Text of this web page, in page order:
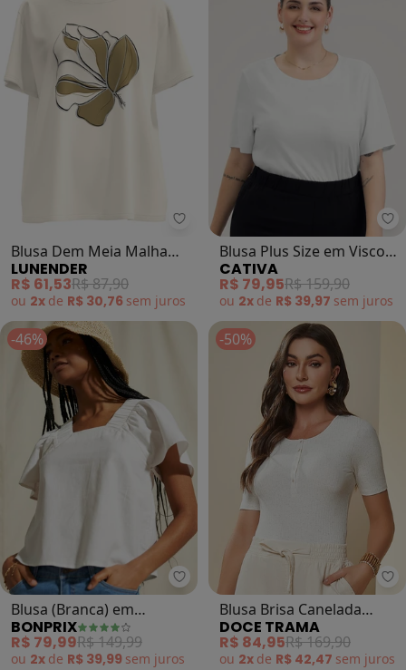
Lunender - Blusa Dem Meia
Blusa Dem Meia Malha
Penteada (Branco)
LUNENDER
R$ 61,53R$ 87,90
ou 2x de R$ 30,76 sem juros
Blusa Plus Size em Viscose
(Branco)
CATIVA
R$ 79,95R$ 159,90
ou 2x de R$ 39,97 sem juros
-46%
bonprix - Blusa (Branca) em
Blusa (Branca) em
Tricoline
BONPRIX
R$ 79,99R$ 149,99
ou 2x de R$ 39,99 sem juros
-50%
Blusa Brisa Canelada
(Branco)
DOCE TRAMA
R$ 84,95R$ 169,90
ou 2x de R$ 42,47 sem juros